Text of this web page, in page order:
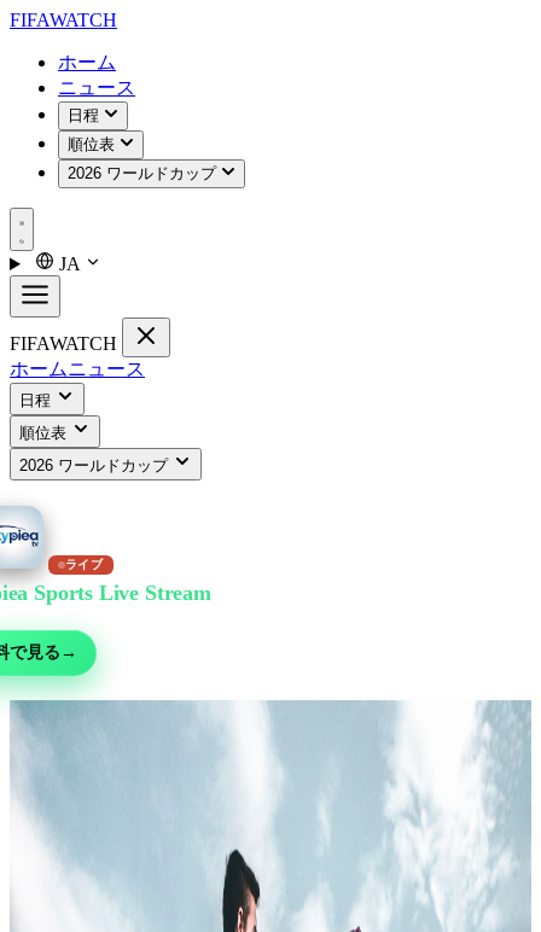
FIFAWATCH
ホーム
ニュース
日程
順位表
2026 ワールドカップ
JA
FIFAWATCH
ホームニュース
日程
順位表
2026 ワールドカップ
ライブ
Sports Live Streamで無料視聴
で見る →